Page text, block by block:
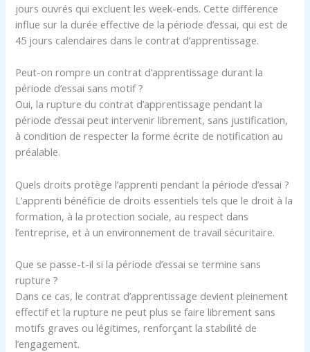
jours ouvrés qui excluent les week-ends. Cette différence
influe sur la durée effective de la période d’essai, qui est de
45 jours calendaires dans le contrat d’apprentissage.
Peut-on rompre un contrat d’apprentissage durant la
période d’essai sans motif ?
Oui, la rupture du contrat d’apprentissage pendant la
période d’essai peut intervenir librement, sans justification,
à condition de respecter la forme écrite de notification au
préalable.
Quels droits protège l’apprenti pendant la période d’essai ?
L’apprenti bénéficie de droits essentiels tels que le droit à la
formation, à la protection sociale, au respect dans
l’entreprise, et à un environnement de travail sécuritaire.
Que se passe-t-il si la période d’essai se termine sans
rupture ?
Dans ce cas, le contrat d’apprentissage devient pleinement
effectif et la rupture ne peut plus se faire librement sans
motifs graves ou légitimes, renforçant la stabilité de
l’engagement.